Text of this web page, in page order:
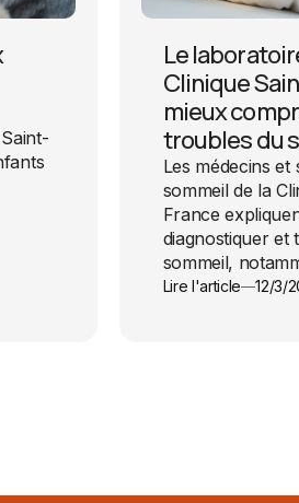
Le
Clinique
mieux
troubles du
Les médecins
sommeil de la
France
diagnostiquer et
sommeil,
Lire l'article 12/3/